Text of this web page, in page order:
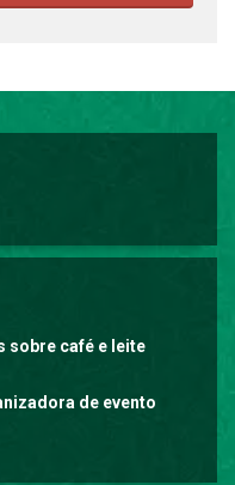
sobre café e leite
de evento